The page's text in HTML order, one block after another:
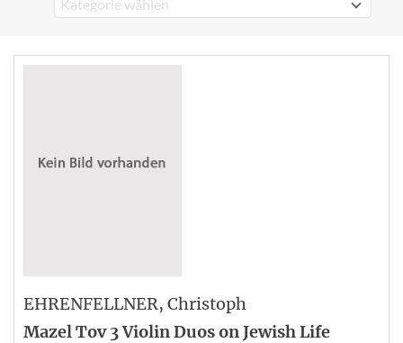
Kategorie wählen
EHRENFELLNER, Christoph
Mazel Tov 3 Violin Duos on Jewish Life